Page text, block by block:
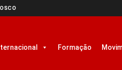
Formação